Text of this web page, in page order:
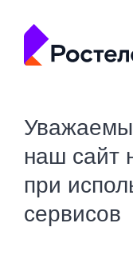
наш сайт
при
сервисов